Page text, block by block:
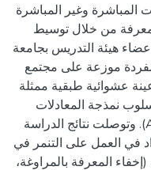
المباشرة وغير المباشرة
من خلال توسيط
هيئة التدريس بجامعة
وتم جمع البيانات من 365 مفردة موزعة على مجتمع
عشوائية طبقية ممثلة
نمذجة المعادلات
الهيكلية باستخدام برنامج (Amos V. 26). وتوصلت نتائج الدراسة
في العمل على التنمر في
المعرفة بالمراوغة،